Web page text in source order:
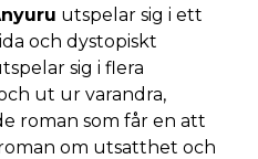
utspelar sig i ett
och dystopiskt
sig i flera
ut ur varandra,
roman som får en att
om utsatthet och